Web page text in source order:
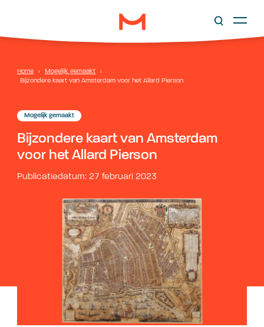
Home › Mogelijk gemaakt
›
Bijzondere kaart van Amsterdam voor het Allard Pierson
Mogelijk gemaakt
Bijzondere kaart van Amsterdam
voor het Allard Pierson
Publicatiedatum: 27 februari 2023